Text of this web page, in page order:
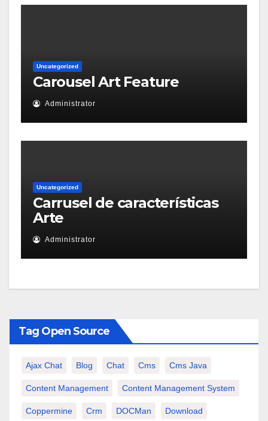
Uncategorized
Carousel Art Feature
Administrator
Uncategorized
Carrusel de características
Arte
Administrator
Tag Open Source
Ajax Chat Blog Chat Cms Cms Java
Content Management Content Management System
Coppermine Crm DOCMan Download